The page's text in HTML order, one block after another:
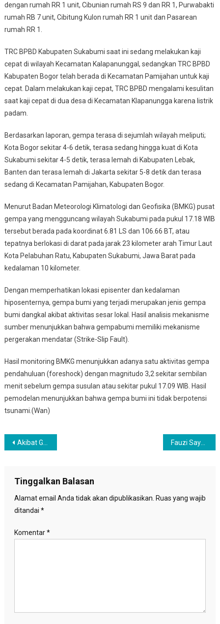
dengan rumah RR 1 unit, Cibunian rumah RS 9 dan RR 1, Purwabakti
rumah RB 7 unit, Cibitung Kulon rumah RR 1 unit dan Pasarean
rumah RR 1.
TRC BPBD Kabupaten Sukabumi saat ini sedang melakukan kaji
cepat di wilayah Kecamatan Kalapanunggal, sedangkan TRC BPBD
Kabupaten Bogor telah berada di Kecamatan Pamijahan untuk kaji
cepat. Dalam melakukan kaji cepat, TRC BPBD mengalami kesulitan
saat kaji cepat di dua desa di Kecamatan Klapanungga karena listrik
padam.
Berdasarkan laporan, gempa terasa di sejumlah wilayah meliputi;
Kota Bogor sekitar 4-6 detik, terasa sedang hingga kuat di Kota
Sukabumi sekitar 4-5 detik, terasa lemah di Kabupaten Lebak,
Banten dan terasa lemah di Jakarta sekitar 5-8 detik dan terasa
sedang di Kecamatan Pamijahan, Kabupaten Bogor.
Menurut Badan Meteorologi Klimatologi dan Geofisika (BMKG) pusat
gempa yang mengguncang wilayah Sukabumi pada pukul 17.18 WIB
tersebut berada pada koordinat 6.81 LS dan 106.66 BT, atau
tepatnya berlokasi di darat pada jarak 23 kilometer arah Timur Laut
Kota Pelabuhan Ratu, Kabupaten Sukabumi, Jawa Barat pada
kedalaman 10 kilometer.
Dengan memperhatikan lokasi episenter dan kedalaman
hiposenternya, gempa bumi yang terjadi merupakan jenis gempa
bumi dangkal akibat aktivitas sesar lokal. Hasil analisis mekanisme
sumber menunjukkan bahwa gempabumi memiliki mekanisme
pergerakan mendatar (Strike-Slip Fault).
Hasil monitoring BMKG menunjukkan adanya satu aktivitas gempa
pendahuluan (foreshock) dengan magnitudo 3,2 sekitar sembilan
menit sebelum gempa susulan atau sekitar pukul 17.09 WIB. Hasil
pemodelan menunjukkan bahwa gempa bumi ini tidak berpotensi
tsunami.(Wan)
Navigasi
Akibat Gempa Bumi di Sukabumi, Tiga Warga Dilaporkan Luka Ringan Fauzi Sayangkan Luhut Tolak Inisiatif Anies Soal Karantina Wilayah
Tinggalkan Balasan
Alamat email Anda tidak akan dipublikasikan. Ruas yang wajib
ditandai *
Komentar*